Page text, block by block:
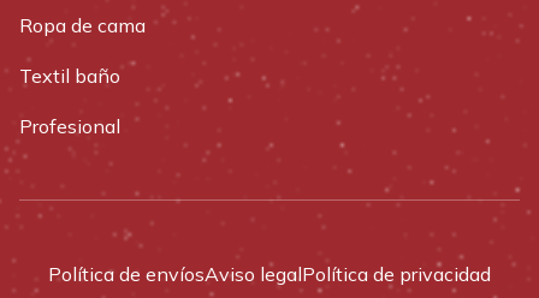
Ropa de cama
Textil baño
Profesional
Política de envíosAviso legalPolítica de privacidad